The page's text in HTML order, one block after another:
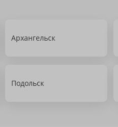
Архангельск
Подольск